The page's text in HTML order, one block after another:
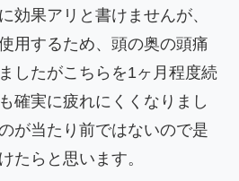
効果アリと書けませんが、
用するため、頭の奥の頭痛
したがこちらを1ヶ月程度続
確実に疲れにくくなりまし
が当たり前ではないので是
たらと思います。